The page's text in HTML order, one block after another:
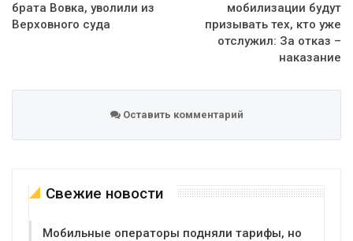
брата Вовка, уволили из
Верховного суда
мобилизации будут
призывать тех, кто уже
отслужил: За отказ –
наказание
Оставить комментарий
Свежие новости
Мобильные операторы подняли тарифы, но